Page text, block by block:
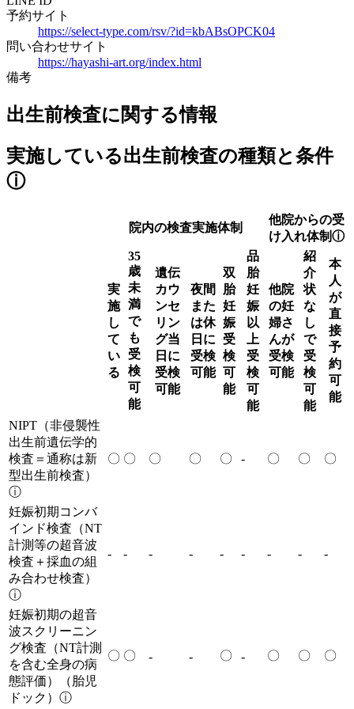
予約サイト
https://select-type.com/rsv/?id=kbABsOPCK04
問い合わせサイト
https://hayashi-art.org/index.html
備考
出生前検査に関する情報
実施している出生前検査の種類と条件
ⓘ
院内の検査実施体制
他院からの受
け入れ体制ⓘ
実
施
し
て
い
る
35
歳
未
満
で
も
受
検
可
能
遺伝
カウ
ンセ
リン
グ当
日に
受検
可能
夜間
また
は休
日に
受検
可能
双
胎
妊
娠
受
検
可
能
品
胎
妊
娠
以
上
受
検
可
能
他院
の妊
婦さ
んが
受検
可能
紹
介
状
な
し
で
受
検
可
能
本
人
が
直
接
予
約
可
能
NIPT（非侵襲性
出生前遺伝学的
検査＝通称は新
型出生前検査）
ⓘ
〇 〇 〇 〇 〇 - 〇 〇 〇
妊娠初期コンバ
インド検査（NT
計測等の超音波
検査＋採血の組
み合わせ検査）
ⓘ
- - - - - - - - -
妊娠初期の超音
波スクリーニン
グ検査（NT計測
を含む全身の病
態評価）（胎児
ドック） ⓘ
〇 〇 - - 〇 - 〇 〇 〇